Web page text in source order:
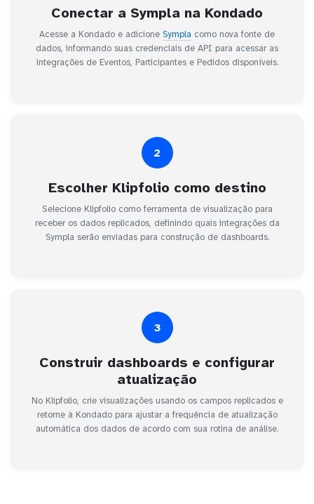
Conectar a Sympla na Kondado
Acesse a Kondado e adicione Sympla como nova fonte de
dados, informando suas credenciais de API para acessar as
integrações de Eventos, Participantes e Pedidos disponíveis.
2
Escolher Klipfolio como destino
Selecione Klipfolio como ferramenta de visualização para
receber os dados replicados, definindo quais integrações da
Sympla serão enviadas para construção de dashboards.
3
Construir dashboards e configurar
atualização
No Klipfolio, crie visualizações usando os campos replicados e
retorne à Kondado para ajustar a frequência de atualização
automática dos dados de acordo com sua rotina de análise.